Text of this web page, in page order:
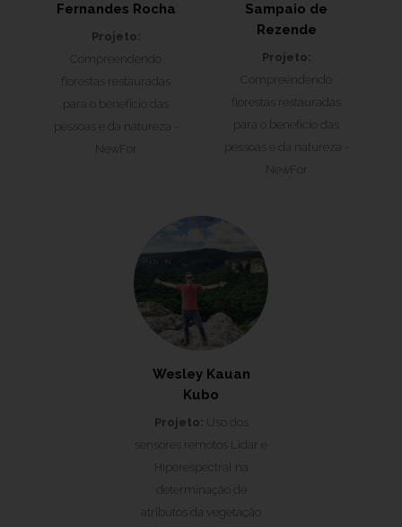
Fernandes Rocha
Projeto:
Compreendendo
florestas restauradas
para o benefício das
pessoas e da natureza -
NewFor
Sampaio de
Rezende
Projeto:
Compreendendo
florestas restauradas
para o benefício das
pessoas e da natureza -
NewFor
Wesley Kauan
Kubo
Projeto: Uso dos
sensores remotos Lidar e
Hiperespectral na
determinação de
atributos da vegetação